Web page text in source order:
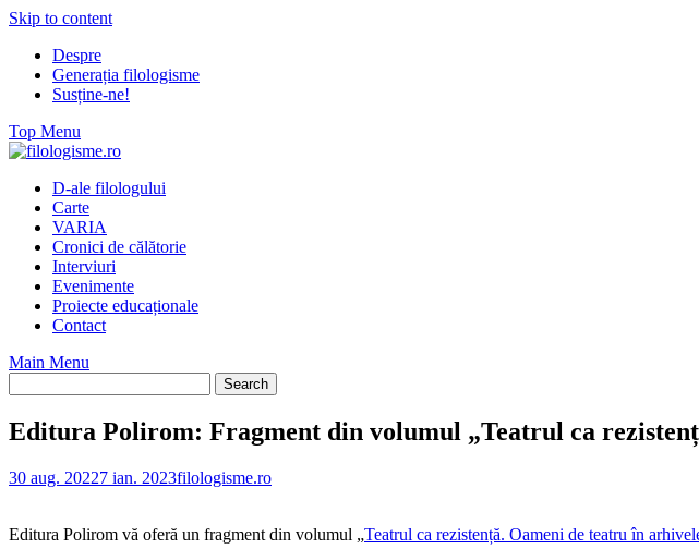
Skip to content
Despre
Generația filologisme
Susține-ne!
Top Menu
D-ale filologului
Carte
VARIA
Cronici de călătorie
Interviuri
Evenimente
Proiecte educaționale
Contact
Main Menu
Editura Polirom: Fragment din volumul „Teatrul ca
30 aug. 20227 ian. 2023filologisme.ro
Editura Polirom vă oferă un fragment din volumul „Teatrul ca rezistență. Oameni de teatru în